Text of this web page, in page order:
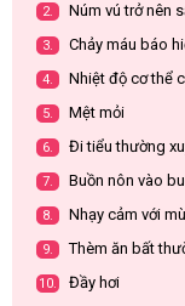
2. Núm vú trở nên
3. Chảy máu báo
4. Nhiệt độ cơ thể
5. Mệt mỏi
6. Đi tiểu thường
7. Buồn nôn vào
8. Nhạy cảm với
9. Thèm ăn bất
10. Đầy hơi